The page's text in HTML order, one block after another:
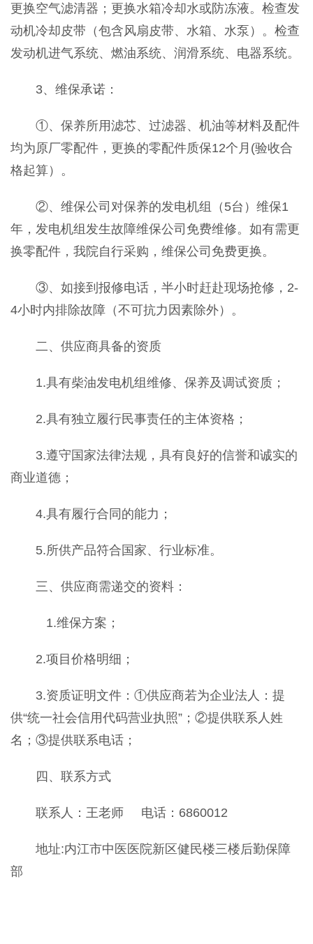
更换空气滤清器；更换水箱冷却水或防冻液。检查发
动机冷却皮带（包含风扇皮带、水箱、水泵）。检查
发动机进气系统、燃油系统、润滑系统、电器系统。
3、维保承诺：
①、保养所用滤芯、过滤器、机油等材料及配件
均为原厂零配件，更换的零配件质保12个月(验收合
格起算）。
②、维保公司对保养的发电机组（5台）维保1
年，发电机组发生故障维保公司免费维修。如有需更
换零配件，我院自行采购，维保公司免费更换。
③、如接到报修电话，半小时赶赴现场抢修，2-
4小时内排除故障（不可抗力因素除外）。
二、供应商具备的资质
1.具有柴油发电机组维修、保养及调试资质；
2.具有独立履行民事责任的主体资格；
3.遵守国家法律法规，具有良好的信誉和诚实的
商业道德；
4.具有履行合同的能力；
5.所供产品符合国家、行业标准。
三、供应商需递交的资料：
1.维保方案；
2.项目价格明细；
3.资质证明文件：①供应商若为企业法人：提
供“统一社会信用代码营业执照”；②提供联系人姓
名；③提供联系电话；
四、联系方式
联系人：王老师 电话：6860012
地址:内江市中医医院新区健民楼三楼后勤保障
部